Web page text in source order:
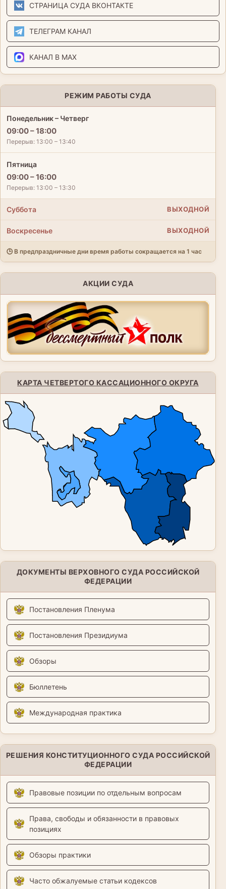
СТРАНИЦА СУДА ВКОНТАКТЕ
ТЕЛЕГРАМ КАНАЛ
КАНАЛ В MAX
РЕЖИМ РАБОТЫ СУДА
Понедельник – Четверг
09:00 – 18:00
Перерыв: 13:00 – 13:40
Пятница
09:00 – 16:00
Перерыв: 13:00 – 13:30
Суббота ВЫХОДНОЙ
Воскресенье ВЫХОДНОЙ
🕒 В предпраздничные дни время работы сокращается на 1 час
АКЦИИ СУДА
КАРТА ЧЕТВЕРТОГО КАССАЦИОННОГО ОКРУГА
ДОКУМЕНТЫ ВЕРХОВНОГО СУДА РОССИЙСКОЙ
ФЕДЕРАЦИИ
Постановления Пленума
Постановления Президиума
Обзоры
Бюллетень
Международная практика
РЕШЕНИЯ КОНСТИТУЦИОННОГО СУДА РОССИЙСКОЙ
ФЕДЕРАЦИИ
Правовые позиции по отдельным вопросам
Права, свободы и обязанности в правовых
позициях
Обзоры практики
Часто обжалуемые статьи кодексов